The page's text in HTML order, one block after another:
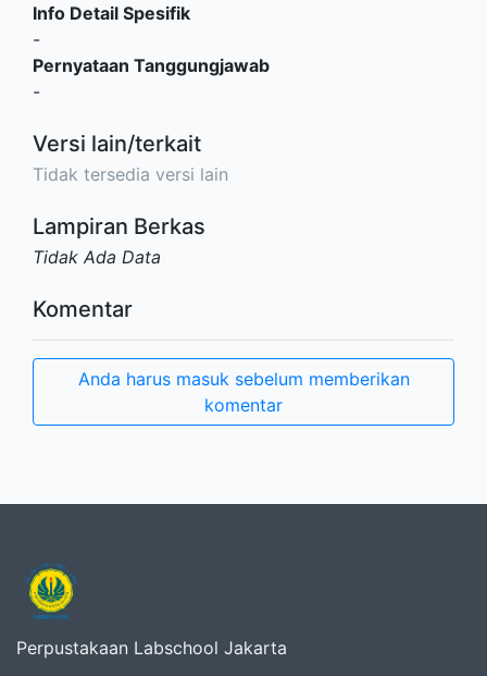
Info Detail Spesifik
-
Pernyataan Tanggungjawab
-
Versi lain/terkait
Tidak tersedia versi lain
Lampiran Berkas
Tidak Ada Data
Komentar
Anda harus masuk sebelum memberikan
komentar
Perpustakaan Labschool Jakarta